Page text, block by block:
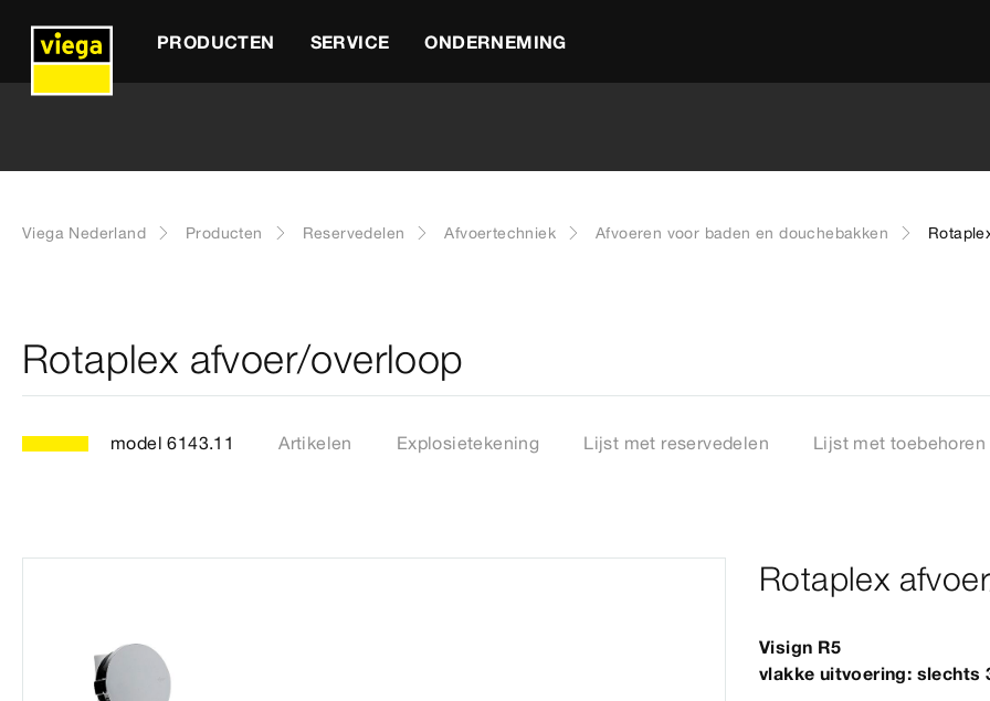
PRODUCTEN SERVICE ONDERNEMING
Viega Nederland Producten Reservedelen Afvoertechniek Afvoeren voor baden en douchebakken
Rotaplex afvoer/overloop
model 6143.11 Artikelen Explosietekening Lijst met reservedelen Lijst met toebehoren
Rotaplex
Visign R5
vlakke uitvoering: slechts